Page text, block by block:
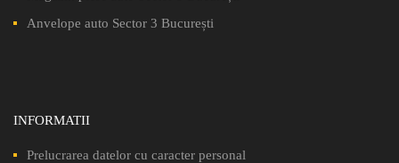
Anvelope auto Sector 3 București
INFORMATII
Prelucrarea datelor cu caracter personal